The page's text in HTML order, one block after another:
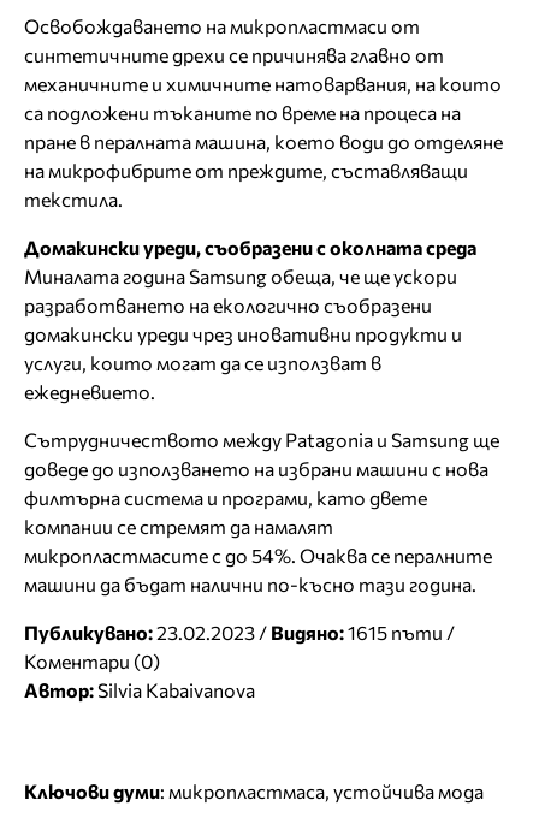
Освобождаването на микропластмаси от
синтетичните дрехи се причинява главно от
механичните и химичните натоварвания, на които
са подложени тъканите по време на процеса на
пране в пералната машина, което води до отделяне
на микрофибрите от преждите, съставляващи
текстила.
Домакински уреди, съобразени с околната среда
Миналата година Samsung обеща, че ще ускори
разработването на екологично съобразени
домакински уреди чрез иновативни продукти и
услуги, които могат да се използват в
ежедневието.
Сътрудничеството между Patagonia и Samsung ще
доведе до използването на избрани машини с нова
филтърна система и програми, като двете
компании се стремят да намалят
микропластмасите с до 54%. Очаква се пералните
машини да бъдат налични по-късно тази година.
Публикувано:23.02.2023 / Видяно:1615 пъти /
Коментари (0)
Автор:Silvia Kabaivanova
Ключови думи: микропластмаса, устойчива мода